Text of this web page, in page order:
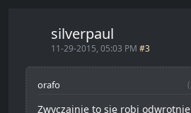
silverpaul
11-29-2015, 05:03 PM #3
orafo
Zwyczajnie to się robi